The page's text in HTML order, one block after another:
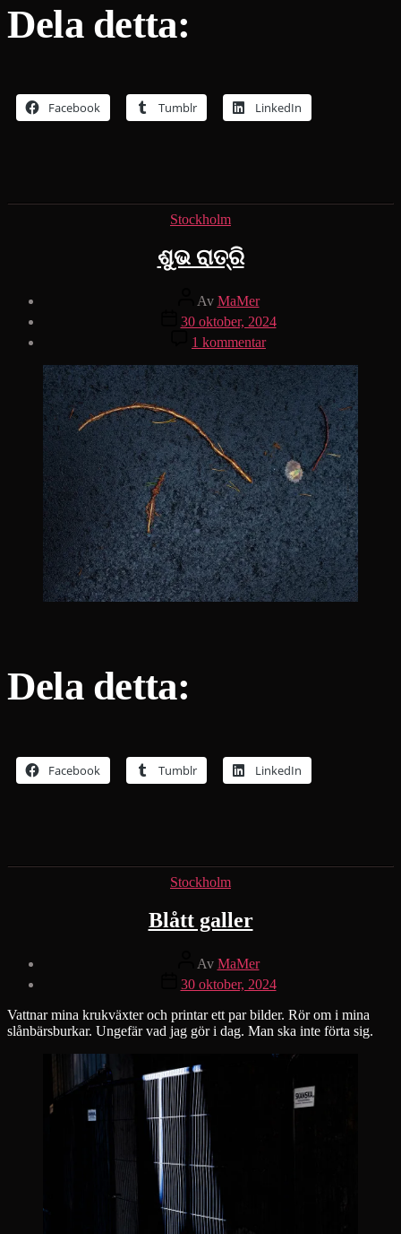
Dela detta:
Facebook Tumblr LinkedIn
Kategorier
Stockholm
ଶୁଭ ରାତ୍ରି
Inläggsförfattare
Av MaMer
Inläggsdatum
30 oktober, 2024
1 kommentartill
ଶୁଭ
ରାତ୍ରି
Dela detta:
Facebook Tumblr LinkedIn
Kategorier
Stockholm
Blått galler
Inläggsförfattare
Av MaMer
Inläggsdatum
30 oktober, 2024
Vattnar mina krukväxter och printar ett par bilder. Rör om i mina
slånbärsburkar. Ungefär vad jag gör i dag. Man ska inte förta sig.